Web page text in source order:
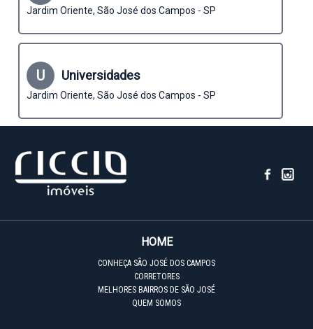
Jardim Oriente, São José dos Campos - SP
U Universidades
Jardim Oriente, São José dos Campos - SP
HOME
CONHEÇA SÃO JOSÉ DOS CAMPOS
CORRETORES
MELHORES BAIRROS DE SÃO JOSÉ
QUEM SOMOS